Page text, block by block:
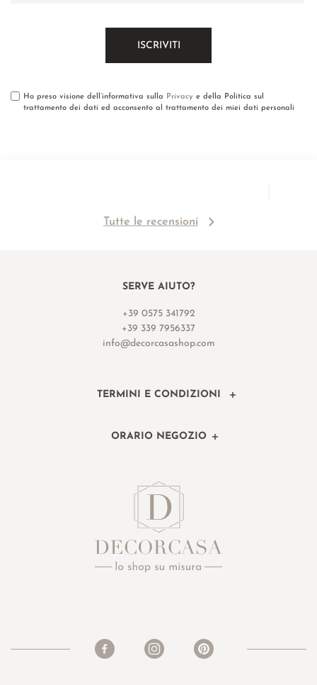
Ho preso visione dell’informativa sulla Privacy e della Politica sul
trattamento dei dati ed acconsento al trattamento dei miei dati personali
Tutte le recensioni
SERVE AIUTO?
+39 0575 341792
+39 339 7956337
info@decorcasashop.com
TERMINI E CONDIZIONI
ORARIO NEGOZIO